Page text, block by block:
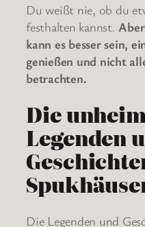
Du weißt nie, ob du
festhalten kannst.
kann es besser sein,
genießen und nicht
betrachten.
Die
Legenden
Die Legenden und